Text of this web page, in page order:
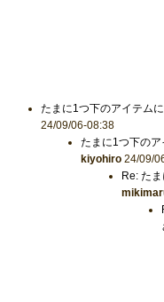
たまに1つ下のアイテム
24/09/06-08:38
たまに1つ下の
kiyohiro 24/09/
Re: た